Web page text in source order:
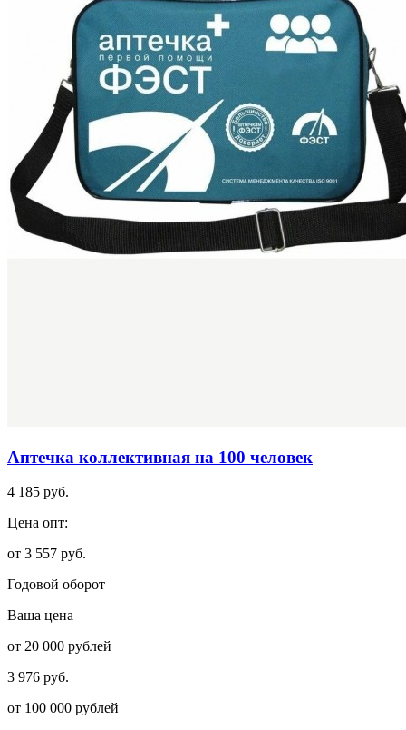
Аптечка коллективная на 100 человек
4 185 руб.
Цена опт:
от 3 557 руб.
Годовой оборот
Ваша цена
от 20 000 рублей
3 976 руб.
от 100 000 рублей